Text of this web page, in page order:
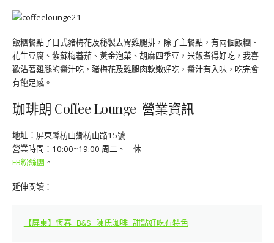
飯糰餐點了日式豬梅花及秘製去胃雞腿排，除了主餐點，有兩個飯糰、
花生豆腐、紫蘇梅蕃茄、黃金泡菜、胡麻四季豆，米飯煮得好吃，我喜
歡沾著雞腿的醬汁吃，豬梅花及雞腿肉軟嫩好吃，醬汁有入味，吃完會
有飽足感。
珈琲朗 Coffee Lounge 營業資訊
地址：屏東縣枋山鄉枋山路15號
營業時間：10:00~19:00 周二、三休
FB粉絲團 。
延伸閱讀：
【屏東】恆春 B&S 陳氏咖啡 甜點好吃有特色